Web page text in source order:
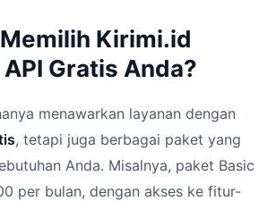
Kirimi.id
Gratis Anda?
menawarkan layanan dengan
, tetapi juga berbagai paket yang
Anda. Misalnya, paket Basic
per bulan, dengan akses ke fitur-